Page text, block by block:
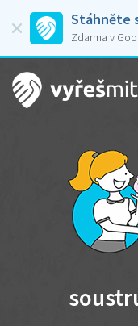
Stáhněte
Zdarma v